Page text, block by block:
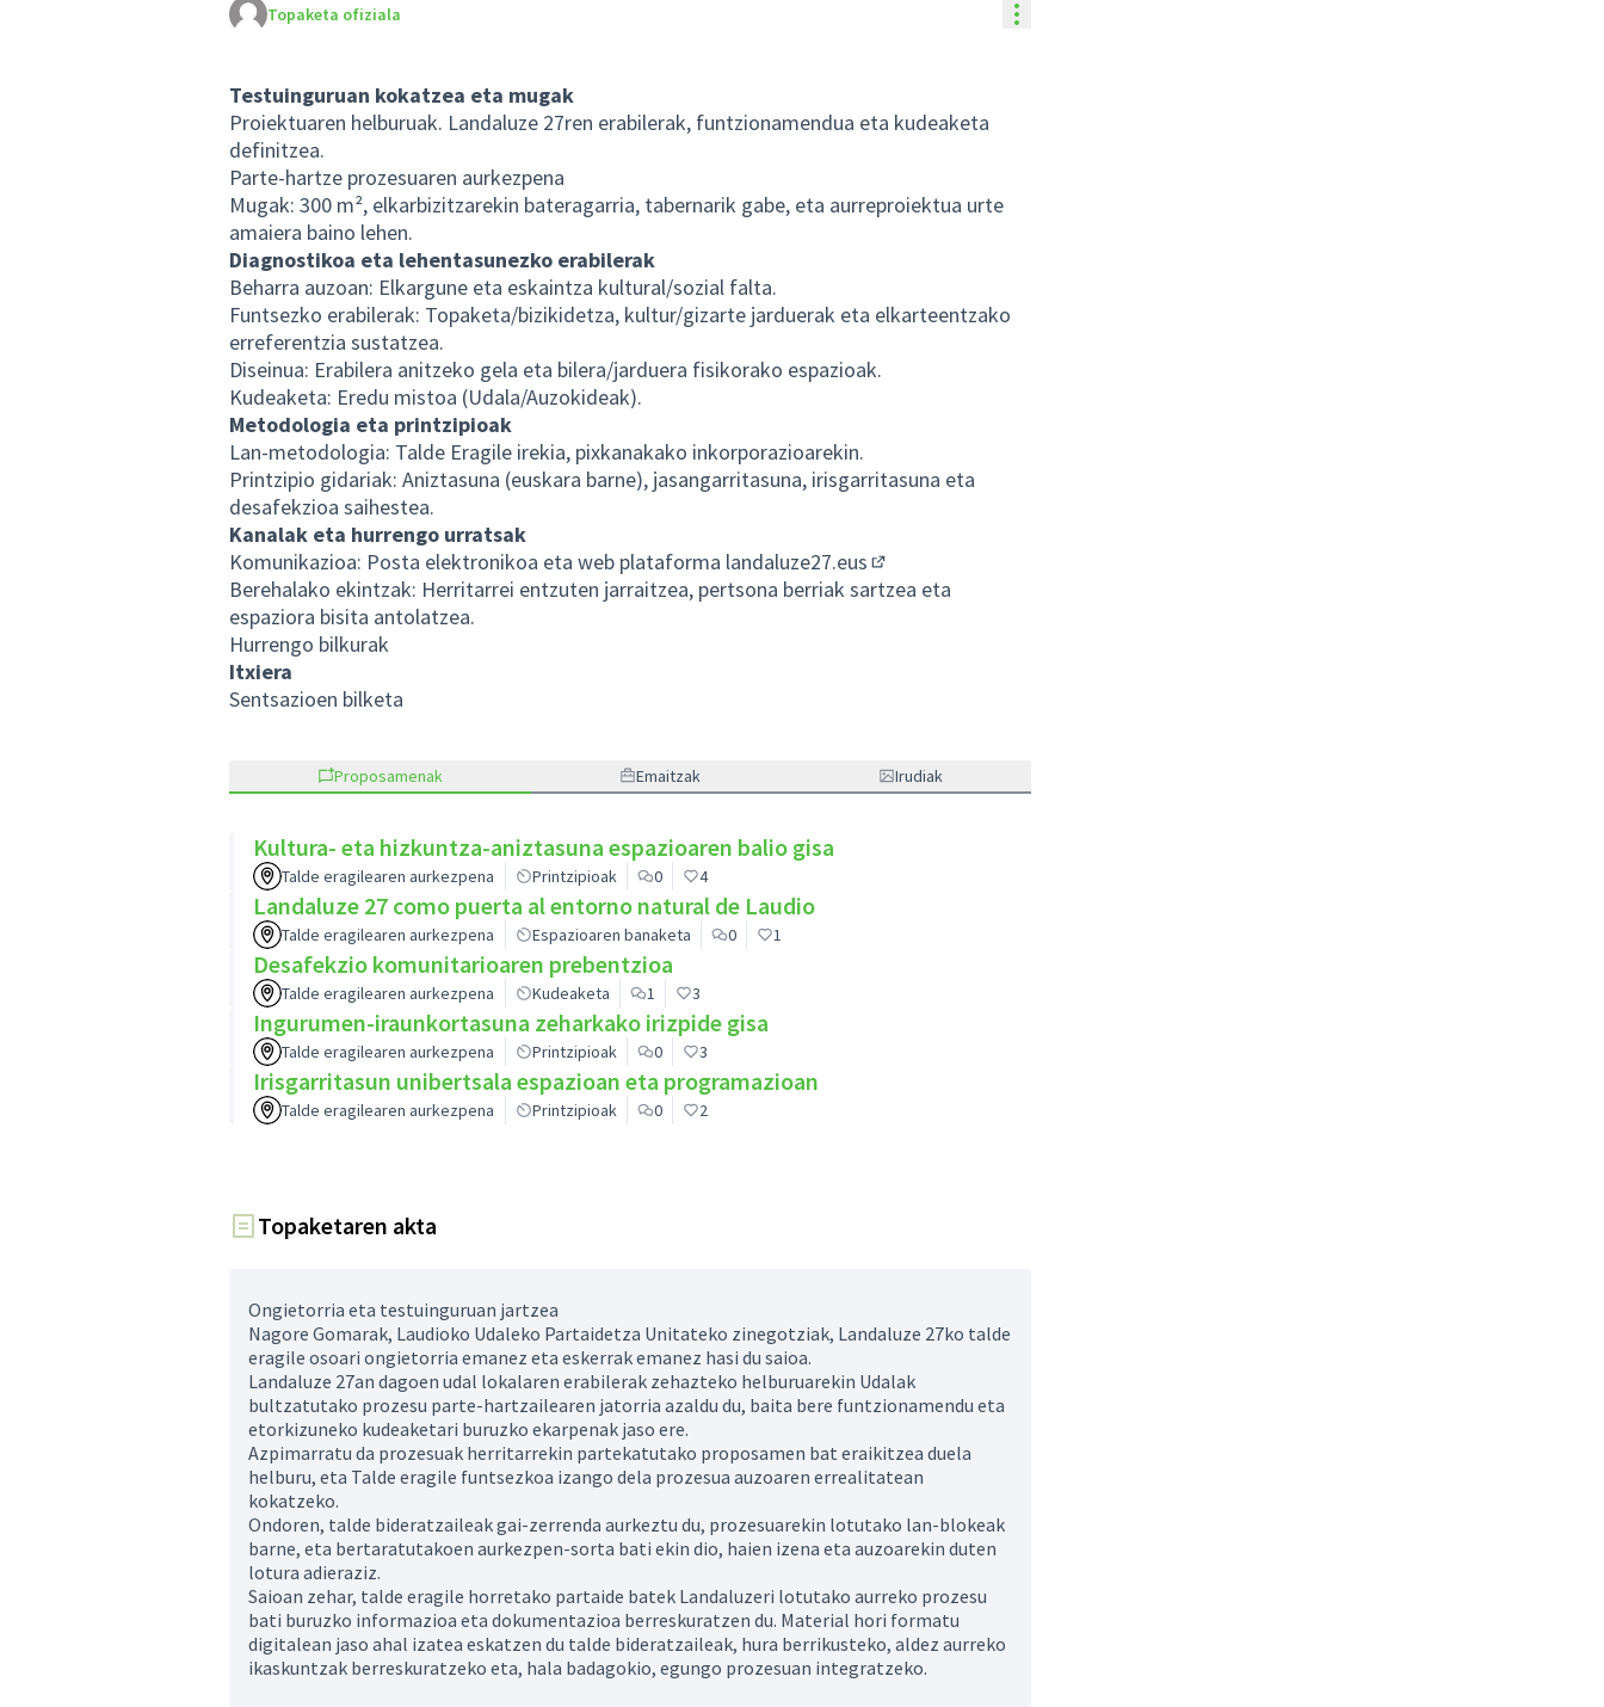
Topaketa ofiziala Baliabideen kontrolak
Testuinguruan kokatzea eta mugak
Proiektuaren helburuak. Landaluze 27ren erabilerak, funtzionamendua eta kudeaketa
definitzea.
Parte-hartze prozesuaren aurkezpena
Mugak: 300 m², elkarbizitzarekin bateragarria, tabernarik gabe, eta aurreproiektua urte
amaiera baino lehen.
Diagnostikoa eta lehentasunezko erabilerak
Beharra auzoan: Elkargune eta eskaintza kultural/sozial falta.
Funtsezko erabilerak: Topaketa/bizikidetza, kultur/gizarte jarduerak eta elkarteentzako
erreferentzia sustatzea.
Diseinua: Erabilera anitzeko gela eta bilera/jarduera fisikorako espazioak.
Kudeaketa: Eredu mistoa (Udala/Auzokideak).
Metodologia eta printzipioak
Lan-metodologia: Talde Eragile irekia, pixkanakako inkorporazioarekin.
Printzipio gidariak: Aniztasuna (euskara barne), jasangarritasuna, irisgarritasuna eta
desafekzioa saihestea.
Kanalak eta hurrengo urratsak
Komunikazioa: Posta elektronikoa eta web plataforma landaluze27.eus
(Ireki beste fitxa batean)
Berehalako ekintzak: Herritarrei entzuten jarraitzea, pertsona berriak sartzea eta
espaziora bisita antolatzea.
Hurrengo bilkurak
Itxiera
Sentsazioen bilketa
Proposamenak Emaitzak Irudiak
Kultura- eta hizkuntza-aniztasuna espazioaren balio gisa
Talde eragilearen aurkezpena Printzipioak 0 4
Landaluze 27 como puerta al entorno natural de Laudio
Talde eragilearen aurkezpena Espazioaren banaketa 0 1
Desafekzio komunitarioaren prebentzioa
Talde eragilearen aurkezpena Kudeaketa 1 3
Ingurumen-iraunkortasuna zeharkako irizpide gisa
Talde eragilearen aurkezpena Printzipioak 0 3
Irisgarritasun unibertsala espazioan eta programazioan
Talde eragilearen aurkezpena Printzipioak 0 2
Topaketaren akta
Ongietorria eta testuinguruan jartzea
Nagore Gomarak, Laudioko Udaleko Partaidetza Unitateko zinegotziak, Landaluze 27ko talde
eragile osoari ongietorria emanez eta eskerrak emanez hasi du saioa.
Landaluze 27an dagoen udal lokalaren erabilerak zehazteko helburuarekin Udalak
bultzatutako prozesu parte-hartzailearen jatorria azaldu du, baita bere funtzionamendu eta
etorkizuneko kudeaketari buruzko ekarpenak jaso ere.
Azpimarratu da prozesuak herritarrekin partekatutako proposamen bat eraikitzea duela
helburu, eta Talde eragile funtsezkoa izango dela prozesua auzoaren errealitatean
kokatzeko.
Ondoren, talde bideratzaileak gai-zerrenda aurkeztu du, prozesuarekin lotutako lan-blokeak
barne, eta bertaratutakoen aurkezpen-sorta bati ekin dio, haien izena eta auzoarekin duten
lotura adieraziz.
Saioan zehar, talde eragile horretako partaide batek Landaluzeri lotutako aurreko prozesu
bati buruzko informazioa eta dokumentazioa berreskuratzen du. Material hori formatu
digitalean jaso ahal izatea eskatzen du talde bideratzaileak, hura berrikusteko, aldez aurreko
ikaskuntzak berreskuratzeko eta, hala badagokio, egungo prozesuan integratzeko.